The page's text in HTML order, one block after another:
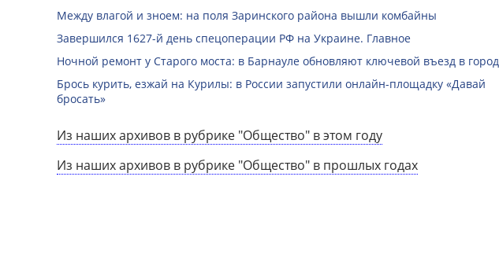
Между влагой и зноем: на поля Заринского района вышли комбайны
Завершился 1627-й день спецоперации РФ на Украине. Главное
Ночной ремонт у Старого моста: в Барнауле обновляют ключевой въезд в город
Брось курить, езжай на Курилы: в России запустили онлайн-­площадку «Давай
бросать»
Из наших архивов в рубрике "Общество" в этом году
Из наших архивов в рубрике "Общество" в прошлых годах